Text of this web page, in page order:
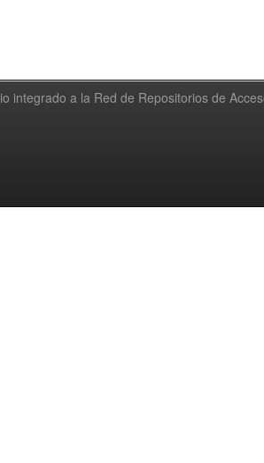
integrado a la Red de Repositorios de